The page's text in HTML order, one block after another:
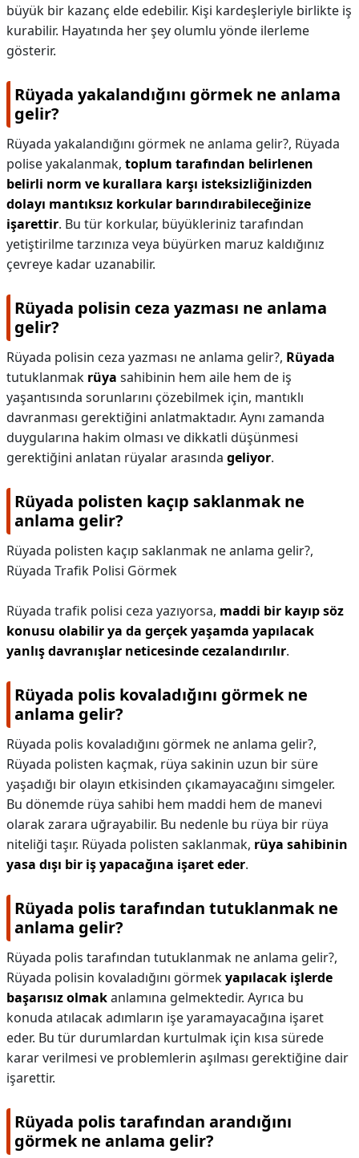
büyük bir kazanç elde edebilir. Kişi kardeşleriyle birlikte iş
kurabilir. Hayatında her şey olumlu yönde ilerleme
gösterir.
Rüyada yakalandığını görmek ne anlama
gelir?
Rüyada yakalandığını görmek ne anlama gelir?, Rüyada
polise yakalanmak, toplum tarafından belirlenen
belirli norm ve kurallara karşı isteksizliğinizden
dolayı mantıksız korkular barındırabileceğinize
işarettir. Bu tür korkular, büyükleriniz tarafından
yetiştirilme tarzınıza veya büyürken maruz kaldığınız
çevreye kadar uzanabilir.
Rüyada polisin ceza yazması ne anlama
gelir?
Rüyada polisin ceza yazması ne anlama gelir?, Rüyada
tutuklanmak rüya sahibinin hem aile hem de iş
yaşantısında sorunlarını çözebilmek için, mantıklı
davranması gerektiğini anlatmaktadır. Aynı zamanda
duygularına hakim olması ve dikkatli düşünmesi
gerektiğini anlatan rüyalar arasında geliyor.
Rüyada polisten kaçıp saklanmak ne
anlama gelir?
Rüyada polisten kaçıp saklanmak ne anlama gelir?,
Rüyada Trafik Polisi Görmek
Rüyada trafik polisi ceza yazıyorsa, maddi bir kayıp söz
konusu olabilir ya da gerçek yaşamda yapılacak
yanlış davranışlar neticesinde cezalandırılır.
Rüyada polis kovaladığını görmek ne
anlama gelir?
Rüyada polis kovaladığını görmek ne anlama gelir?,
Rüyada polisten kaçmak, rüya sakinin uzun bir süre
yaşadığı bir olayın etkisinden çıkamayacağını simgeler.
Bu dönemde rüya sahibi hem maddi hem de manevi
olarak zarara uğrayabilir. Bu nedenle bu rüya bir rüya
niteliği taşır. Rüyada polisten saklanmak, rüya sahibinin
yasa dışı bir iş yapacağına işaret eder.
Rüyada polis tarafından tutuklanmak ne
anlama gelir?
Rüyada polis tarafından tutuklanmak ne anlama gelir?,
Rüyada polisin kovaladığını görmekyapılacak işlerde
başarısız olmakanlamına gelmektedir. Ayrıca bu
konuda atılacak adımların işe yaramayacağına işaret
eder. Bu tür durumlardan kurtulmak için kısa sürede
karar verilmesi ve problemlerin aşılması gerektiğine dair
işarettir.
Rüyada polis tarafından arandığını
görmek ne anlama gelir?